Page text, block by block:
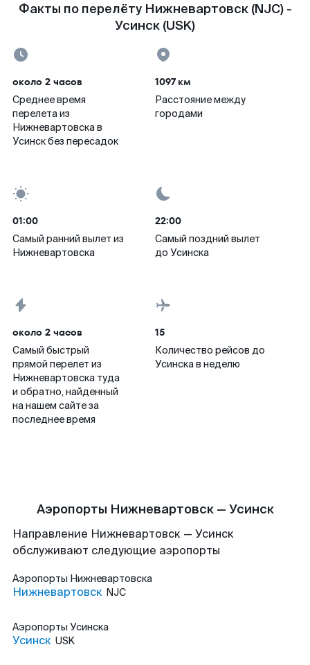
Факты по перелёту Нижневартовск (NJC) -
Усинск (USK)
около 2 часов
Среднее время
перелета из
Нижневартовска в
Усинск без пересадок
1097 км
Расстояние между
городами
01:00
Самый ранний вылет из
Нижневартовска
22:00
Самый поздний вылет
до Усинска
около 2 часов
Самый быстрый
прямой перелет из
Нижневартовска туда
и обратно, найденный
на нашем сайте за
последнее время
15
Количество рейсов до
Усинска в неделю
Аэропорты Нижневартовск — Усинск
Направление Нижневартовск — Усинск
обслуживают следующие аэропорты
Аэропорты Нижневартовска
Нижневартовск NJC
Аэропорты Усинска
Усинск USK